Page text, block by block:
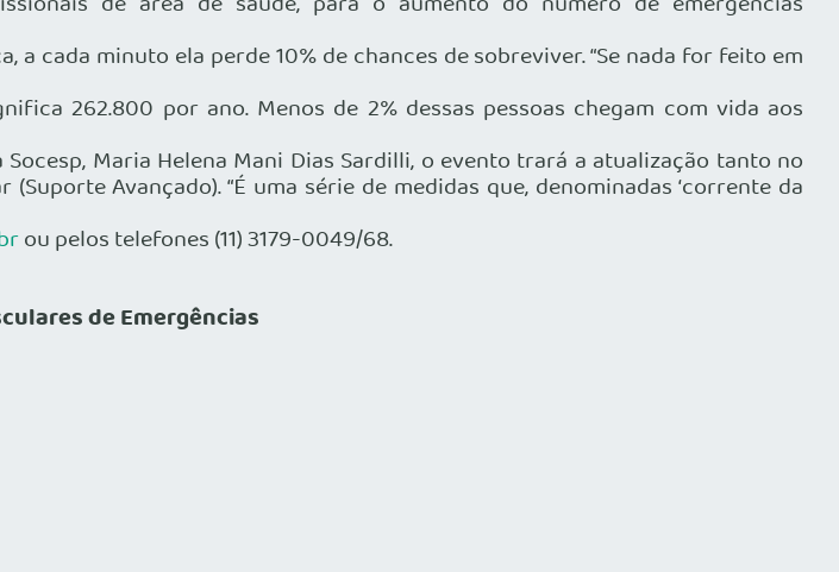
cada minuto ela perde 10% de chances de sobreviver. “Se nada for feito em
262.800 por ano. Menos de 2% dessas pessoas chegam com vida aos
Maria Helena Mani Dias Sardilli, o evento trará a atualização tanto no
Avançado). “É uma série de medidas que, denominadas ‘corrente da
ou pelos telefones (11) 3179-0049/68.
de Emergências